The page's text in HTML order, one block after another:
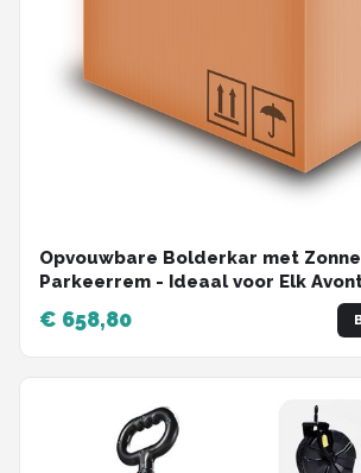
Opvouwbare Bolderkar met
Parkeerrem - Ideaal voor Elk
€ 658,80